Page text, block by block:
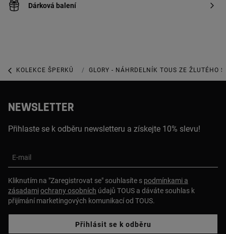
Dárková balení
KOLEKCE ŠPERKŮ KOLEKCE GLORY
GLORY - NÁHRDELNÍK TOUS ZE ŽLUTÉHO
NEWSLETTER
Přihlaste se k odběru newsletteru a získejte 10% slevu!
E-mail
Kliknutím na "Zaregistrovat se" souhlasíte s podmínkami a
zásadamiochrany osobních údajů TOUS a dáváte souhlas k
přijímání marketingových komunikací od TOUS.
Přihlásit se k odběru